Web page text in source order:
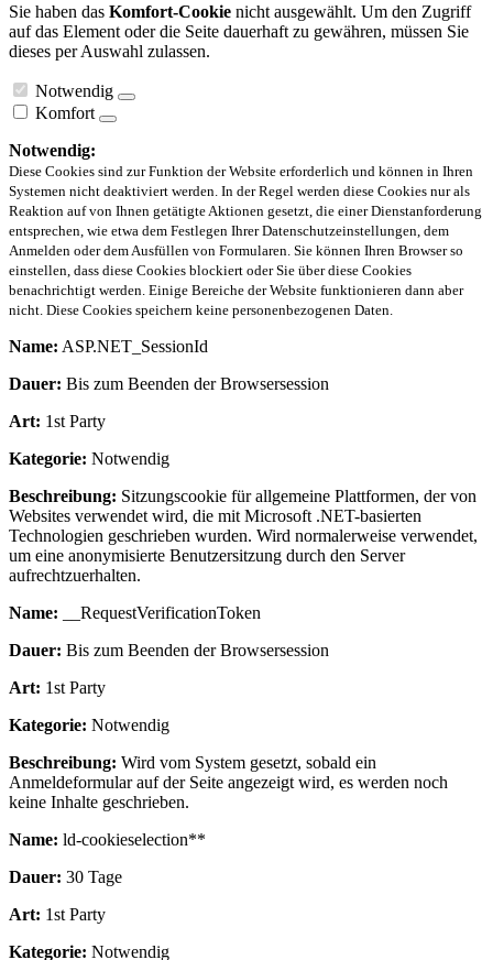
Sie haben das Komfort-Cookie nicht ausgewählt. Um den Zugriff
auf das Element oder die Seite dauerhaft zu gewähren, müssen Sie
dieses per Auswahl zulassen.
Notwendig
Komfort
Notwendig:
Diese Cookies sind zur Funktion der Website erforderlich und können in Ihren
Systemen nicht deaktiviert werden. In der Regel werden diese Cookies nur als
Reaktion auf von Ihnen getätigte Aktionen gesetzt, die einer Dienstanforderung
entsprechen, wie etwa dem Festlegen Ihrer Datenschutzeinstellungen, dem
Anmelden oder dem Ausfüllen von Formularen. Sie können Ihren Browser so
einstellen, dass diese Cookies blockiert oder Sie über diese Cookies
benachrichtigt werden. Einige Bereiche der Website funktionieren dann aber
nicht. Diese Cookies speichern keine personenbezogenen Daten.
Name: ASP.NET_SessionId
Dauer: Bis zum Beenden der Browsersession
Art: 1st Party
Kategorie: Notwendig
Beschreibung: Sitzungscookie für allgemeine Plattformen, der von
Websites verwendet wird, die mit Microsoft .NET-basierten
Technologien geschrieben wurden. Wird normalerweise verwendet,
um eine anonymisierte Benutzersitzung durch den Server
aufrechtzuerhalten.
Name: __RequestVerificationToken
Dauer: Bis zum Beenden der Browsersession
Art: 1st Party
Kategorie: Notwendig
Beschreibung: Wird vom System gesetzt, sobald ein
Anmeldeformular auf der Seite angezeigt wird, es werden noch
keine Inhalte geschrieben.
Name: ld-cookieselection**
Dauer: 30 Tage
Art: 1st Party
Kategorie: Notwendig